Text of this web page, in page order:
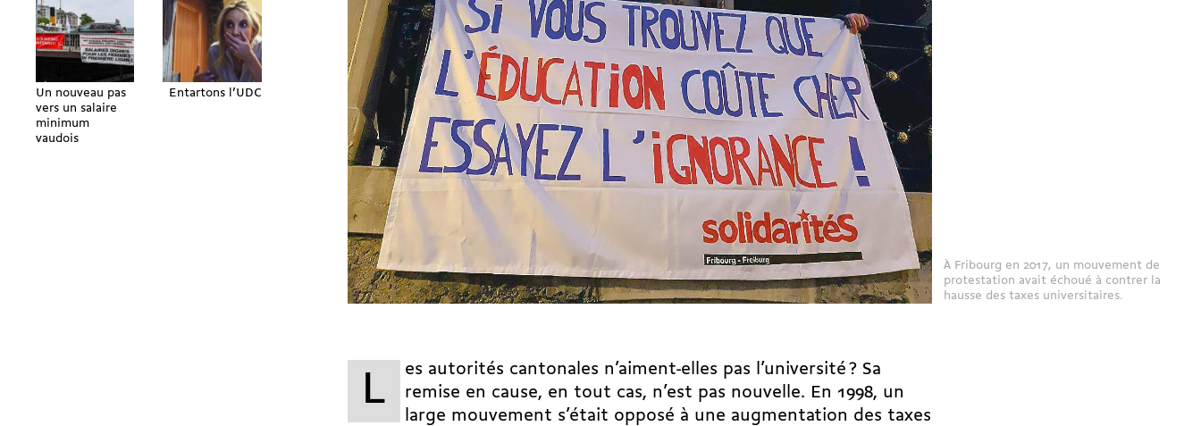
Un nouveau pas
vers un salaire
minimum
vaudois
Entartons l’UDC
À Fribourg en 2017, un mouvement de
protestation avait échoué à contrer la
hausse des taxes universitaires.
L
es autorités cantonales n’aiment-elles pas l’université ? Sa
remise en cause, en tout cas, n’est pas nouvelle. En 1998, un
large mouvement s’était opposé à une augmentation des taxes